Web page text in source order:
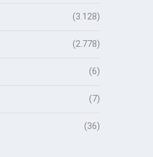
(3.128)
(2.778)
(6)
(7)
(36)